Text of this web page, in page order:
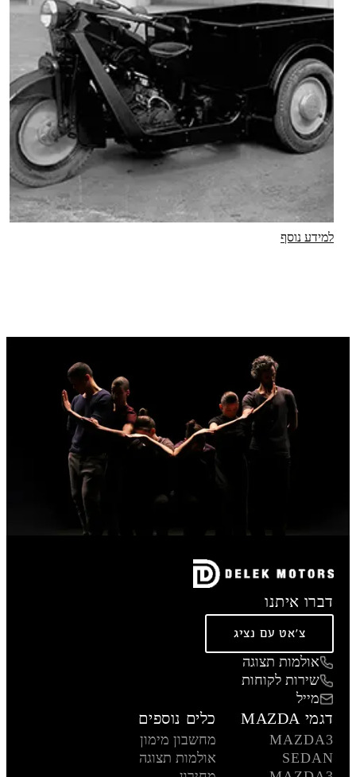
למידע נוסף
דברו איתנו
צ'אט עם נציג
אולמות תצוגה
שירות לקוחות
מייל
דגמי MAZDA
MAZDA3
SEDAN
כלים נוספים
מחשבון מימון
אולמות תצוגה